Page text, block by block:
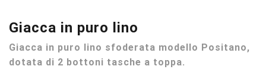
Giacca in puro lino
Giacca in puro lino sfoderata modello Positano,
dotata di 2 bottoni tasche a toppa.